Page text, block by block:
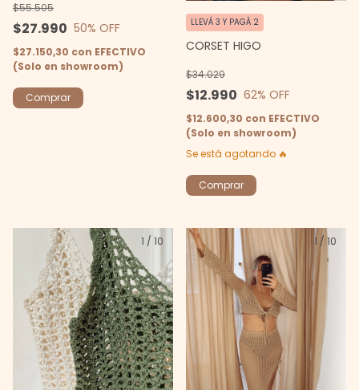
$27.990
$55.505
50% OFF
$27.150,30 con EFECTIVO
(Solo en showroom)
Comprar
CORSET HIGO
$12.990
$34.029
62% OFF
LLEVÁ 3 Y PAGÁ 2
$12.600,30 con EFECTIVO
(Solo en showroom)
Se está agotando 🔥
Comprar
1 / 10 1 / 10